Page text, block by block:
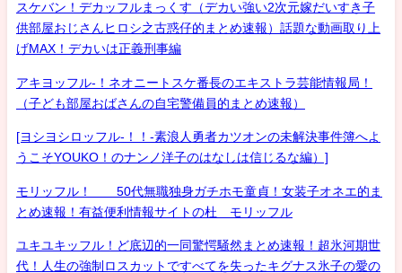
スケバン！デカッフルまっくす（デカい強い2次元嫁だいすき子
供部屋おじさんヒロシ之古惑仔的まとめ速報）話題な動画取り上
げMAX！デカいは正義刑事編
アキヨッフル-！ネオニートスケ番長のエキストラ芸能情報局！
（子ども部屋おばさんの自宅警備員的まとめ速報）
[ヨシヨシロッフル-！！-素浪人勇者カツオンの未解決事件簿へよ
うこそYOUKO！のナンノ洋子のはなしは信じるな編）]
モリッフル！ 50代無職独身ガチホモ童貞！女装子オネエ的ま
とめ速報！有益便利情報サイトの杜 モリッフル
ユキユキッフル！ど底辺的一同驚愕騒然まとめ速報！超氷河期世
代！人生の強制ロスカットですべてを失ったキグナス氷子の愛の